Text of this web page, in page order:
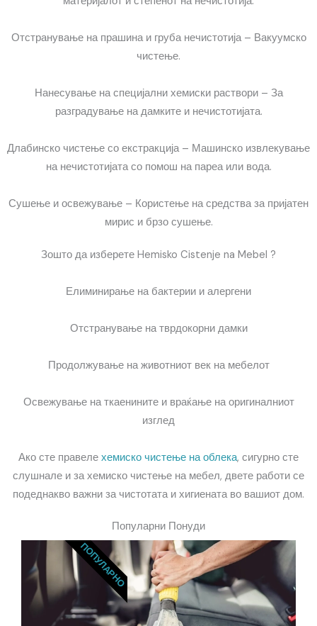
Отстранување на прашина и груба нечистотија – Вакуумско
чистење.
Нанесување на специјални хемиски раствори – За
разградување на дамките и нечистотијата.
Длабинско чистење со екстракција – Машинско извлекување
на нечистотијата со помош на пареа или вода.
Сушење и освежување – Користење на средства за пријатен
мирис и брзо сушење.
Зошто да изберете Hemisko Cistenje na Mebel ?
Елиминирање на бактерии и алергени
Отстранување на тврдокорни дамки
Продолжување на животниот век на мебелот
Освежување на ткаенините и враќање на оригиналниот
изглед
Ако сте правеле хемиско чистење на облека, сигурно сте
слушнале и за хемиско чистење на мебел, двете работи се
подеднакво важни за чистотата и хигиената во вашиот дом.
Популарни Понуди
ПОПУЛАРНО